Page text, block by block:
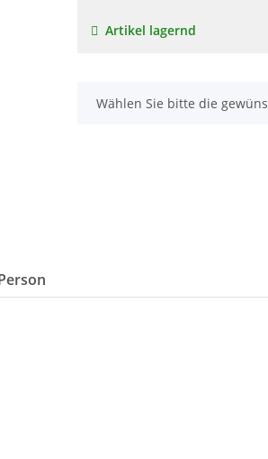
Artikel lagernd
x
Wählen Sie bitte die